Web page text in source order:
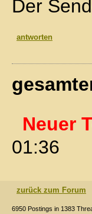
Der
antworten
Neuer
01:36
zurück zum Forum
6950 Postings in 1383